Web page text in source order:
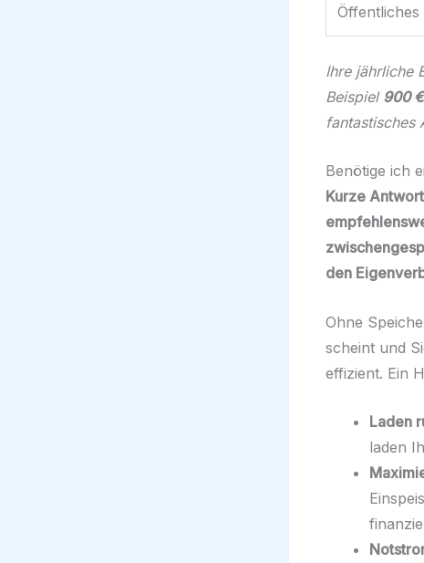
Öffentliches
Ihre jährliche
Beispiel 900 €
fantastisches
Benötige ich
Kurze
den
Ohne
scheint und
effizient. Ein
Laden
laden